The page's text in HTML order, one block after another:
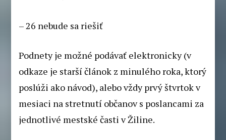
– 26 nebude sa riešiť
Podnety je možné podávať elektronicky (v
odkaze je starší článok z minulého roka, ktorý
poslúži ako návod), alebo vždy prvý štvrtok v
mesiaci na stretnutí občanov s poslancami za
jednotlivé mestské časti v Žiline.